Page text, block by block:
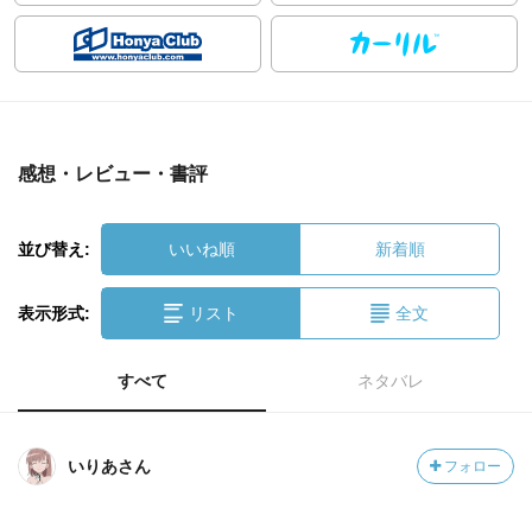
感想・レビュー・書評
並び替え: いいね順 新着順
表示形式: リスト 全文
すべて ネタバレ
いりあさん フォロー